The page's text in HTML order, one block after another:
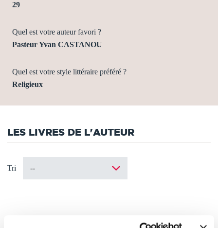
29
Quel est votre auteur favori ?
Pasteur Yvan CASTANOU
Quel est votre style littéraire préféré ?
Religieux
LES LIVRES DE L'AUTEUR
Tri